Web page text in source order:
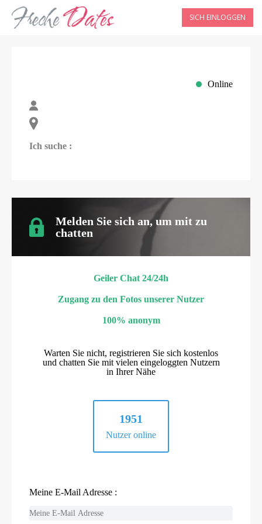
SICH EINLOGGEN
Online
Ich suche :
Melden Sie sich an, um mit zu
chatten
Geiler Chat 24/24h
Zugang zu den Fotos unserer Nutzer
100% anonym
Warten Sie nicht, registrieren Sie sich kostenlos
und chatten Sie mit vielen eingeloggten Nutzern
in Ihrer Nähe
1951
Nutzer online
Meine E-Mail Adresse :